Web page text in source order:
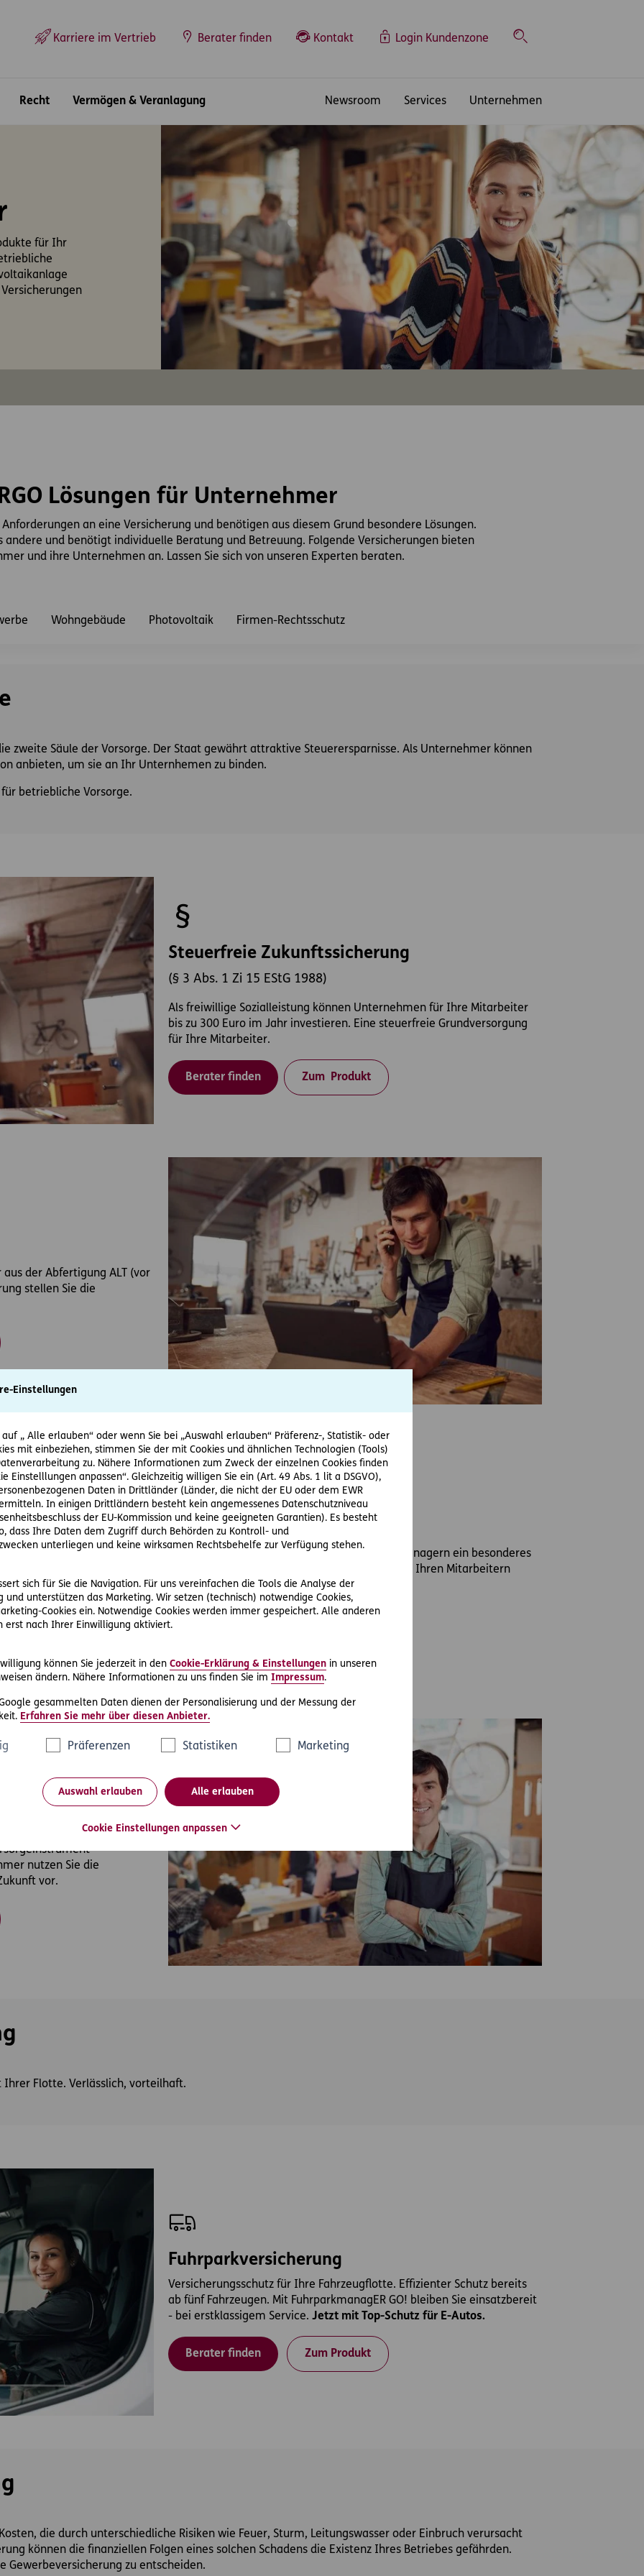
Einstellungen
„ Alle erlauben“ oder wenn Sie bei „Auswahl erlauben“ Präferenz-, Statistik- oder
mit einbeziehen, stimmen Sie der mit Cookies und ähnlichen Technologien (Tools)
zu. Nähere Informationen zum Zweck der einzelnen Cookies finden
Einstelllungen anpassen“. Gleichzeitig willigen Sie ein (Art. 49 Abs. 1 lit a DSGVO),
Daten in Drittländer (Länder, die nicht der EU oder dem EWR
In einigen Drittländern besteht kein angemessenes Datenschutzniveau
der EU-Kommission und keine geeigneten Garantien). Es besteht
dass Ihre Daten dem Zugriff durch Behörden zu Kontroll- und
unterliegen und keine wirksamen Rechtsbehelfe zur Verfügung stehen.
sich für Sie die Navigation. Für uns vereinfachen die Tools die Analyse der
und unterstützen das Marketing. Wir setzen (technisch) notwendige Cookies,
Cookies ein. Notwendige Cookies werden immer gespeichert. Alle anderen
erst nach Ihrer Einwilligung aktiviert.
können Sie jederzeit in den Cookie-Erklärung & Einstellungen in unseren
ändern. Nähere Informationen zu uns finden Sie im Impressum.
gesammelten Daten dienen der Personalisierung und der Messung der
Erfahren Sie mehr über diesen Anbieter.
Präferenzen Statistiken Marketing
Auswahl erlauben Alle erlauben
Cookie Einstellungen anpassen
Karriere im Vertrieb Berater finden Kontakt Login Kundenzone
Suche
Recht Vermögen & Veranlagung Newsroom Services Unternehmen
für Ihr
Lösungen für Unternehmer
an eine Versicherung und benötigen aus diesem Grund besondere Lösungen.
andere und benötigt individuelle Beratung und Betreuung. Folgende Versicherungen bieten
und ihre Unternehmen an. Lassen Sie sich von unseren Experten beraten.
Wohngebäude Photovoltaik Firmen-Rechtsschutz
zweite Säule der Vorsorge. Der Staat gewährt attraktive Steuerersparnisse. Als Unternehmer können
anbieten, um sie an Ihr Unternhemen zu binden.
betriebliche Vorsorge.
Steuerfreie Zukunfts­sicherung
(§ 3 Abs. 1 Zi 15 EStG 1988)
Als freiwillige Sozialleistung können Unternehmen für Ihre Mitarbeiter
bis zu 300 Euro im Jahr investieren. Eine steuerfreie Grundversorgung
für Ihre Mitarbeiter.
Berater finden Zum Produkt
der Abfertigung ALT (vor
stellen Sie die
Pensionszusage
Machen Sie Ihren Schlüsselmitarbeitern und Managern ein besonderes
Angebot mit der Pesnionszusage und helfen Sie Ihren Mitarbeitern
dabei, ihre Vorsorgelücke zu schließen.
nutzen Sie die
vor.
Ihrer Flotte. Verlässlich, vorteilhaft.
Fuhrparkversicherung
Versicherungsschutz für Ihre Fahrzeugflotte. Effizienter Schutz bereits
ab fünf Fahrzeugen. Mit FuhrparkmanagER GO! bleiben Sie einsatzbereit
- bei erstklassigem Service. Jetzt mit Top-Schutz für E-Autos.
Berater finden Zum Produkt
die durch unterschiedliche Risiken wie Feuer, Sturm, Leitungswasser oder Einbruch verursacht
können die finanziellen Folgen eines solchen Schadens die Existenz Ihres Betriebes gefährden.
Gewerbeversicherung zu entscheiden.